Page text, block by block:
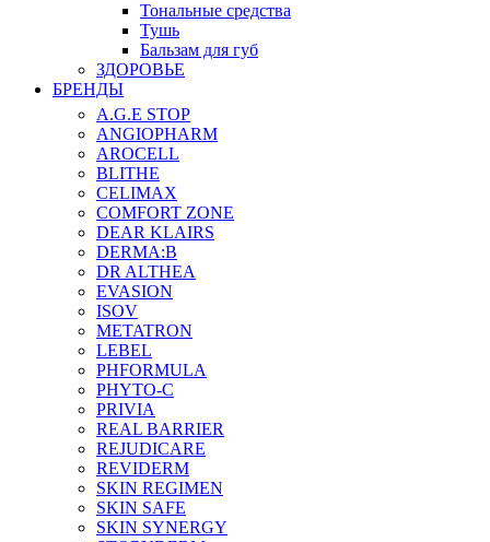
Тональные средства
Тушь
Бальзам для губ
ЗДОРОВЬЕ
БРЕНДЫ
A.G.E STOP
ANGIOPHARM
AROCELL
BLITHE
CELIMAX
COMFORT ZONE
DEAR KLAIRS
DERMA:B
DR ALTHEA
EVASION
ISOV
METATRON
LEBEL
PHFORMULA
PHYTO-C
PRIVIA
REAL BARRIER
REJUDICARE
REVIDERM
SKIN REGIMEN
SKIN SAFE
SKIN SYNERGY